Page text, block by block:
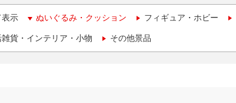
表示 ぬいぐるみ・クッション フィギュア・ホビー
貨・インテリア・小物 その他景品